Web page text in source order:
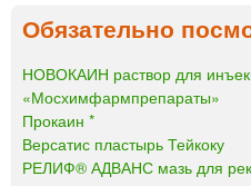
Обязательно
НОВОКАИН раствор для
«Мосхимфармпрепараты»
Прокаин *
Версатис пластырь Тейкоку
РЕЛИФ® АДВАНС мазь для